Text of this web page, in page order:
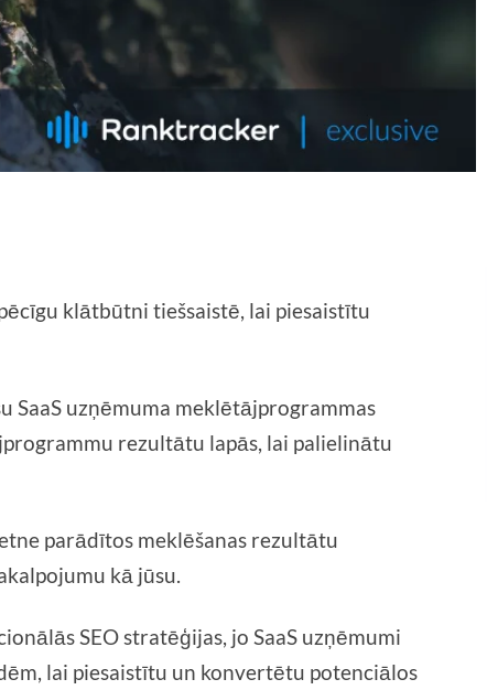
klātbūtni tiešsaistē, lai piesaistītu
SaaS uzņēmuma meklētājprogrammas
rezultātu lapās, lai palielinātu
parādītos meklēšanas rezultātu
kā jūsu.
SEO stratēģijas, jo SaaS uzņēmumi
lai piesaistītu un konvertētu potenciālos